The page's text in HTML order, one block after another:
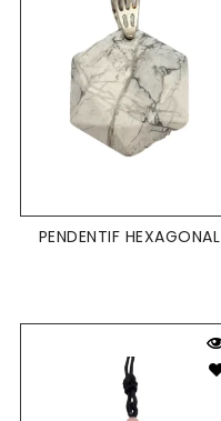
PENDENTIF HEXAGONAL